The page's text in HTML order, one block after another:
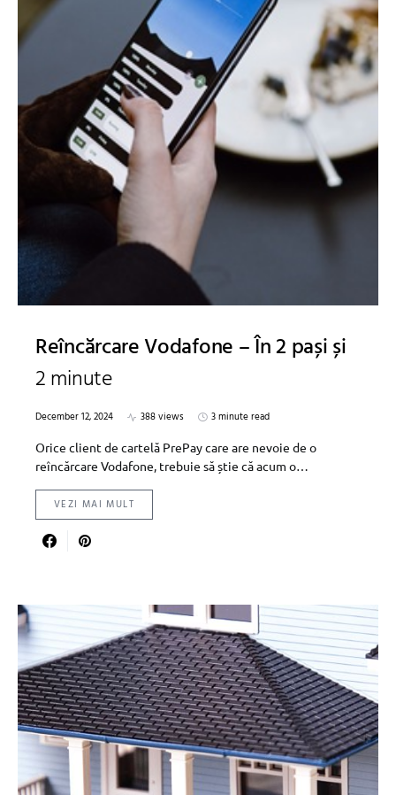
Reîncărcare Vodafone – În 2 pași și
2 minute
December 12, 2024 388 views
3 minute read
Orice client de cartelă PrePay care are nevoie de o
reîncărcare Vodafone, trebuie să știe că acum o…
VEZI MAI MULT